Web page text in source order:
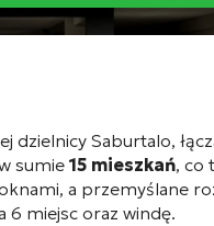
Saburtalo,
sumie 15 mieszkań, co
, a przemyślane
6 miejsc oraz windę.